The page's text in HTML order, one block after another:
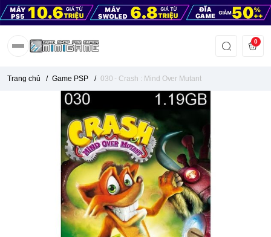
0
Trang chủ / Game PSP / 030 - Crash : Mind Over Mutant